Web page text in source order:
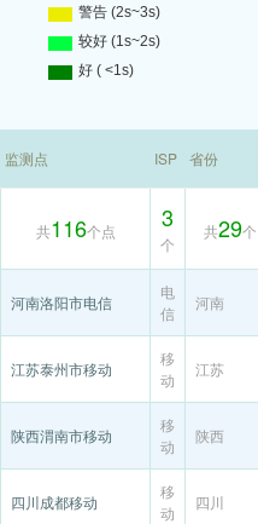
监测点 ISP 省份
共116个点 3
个
共29个
河南洛阳市电信
电
信
河南
江苏泰州市移动
移
动
江苏
陕西渭南市移动
移
动
陕西
四川成都移动
移
动
四川